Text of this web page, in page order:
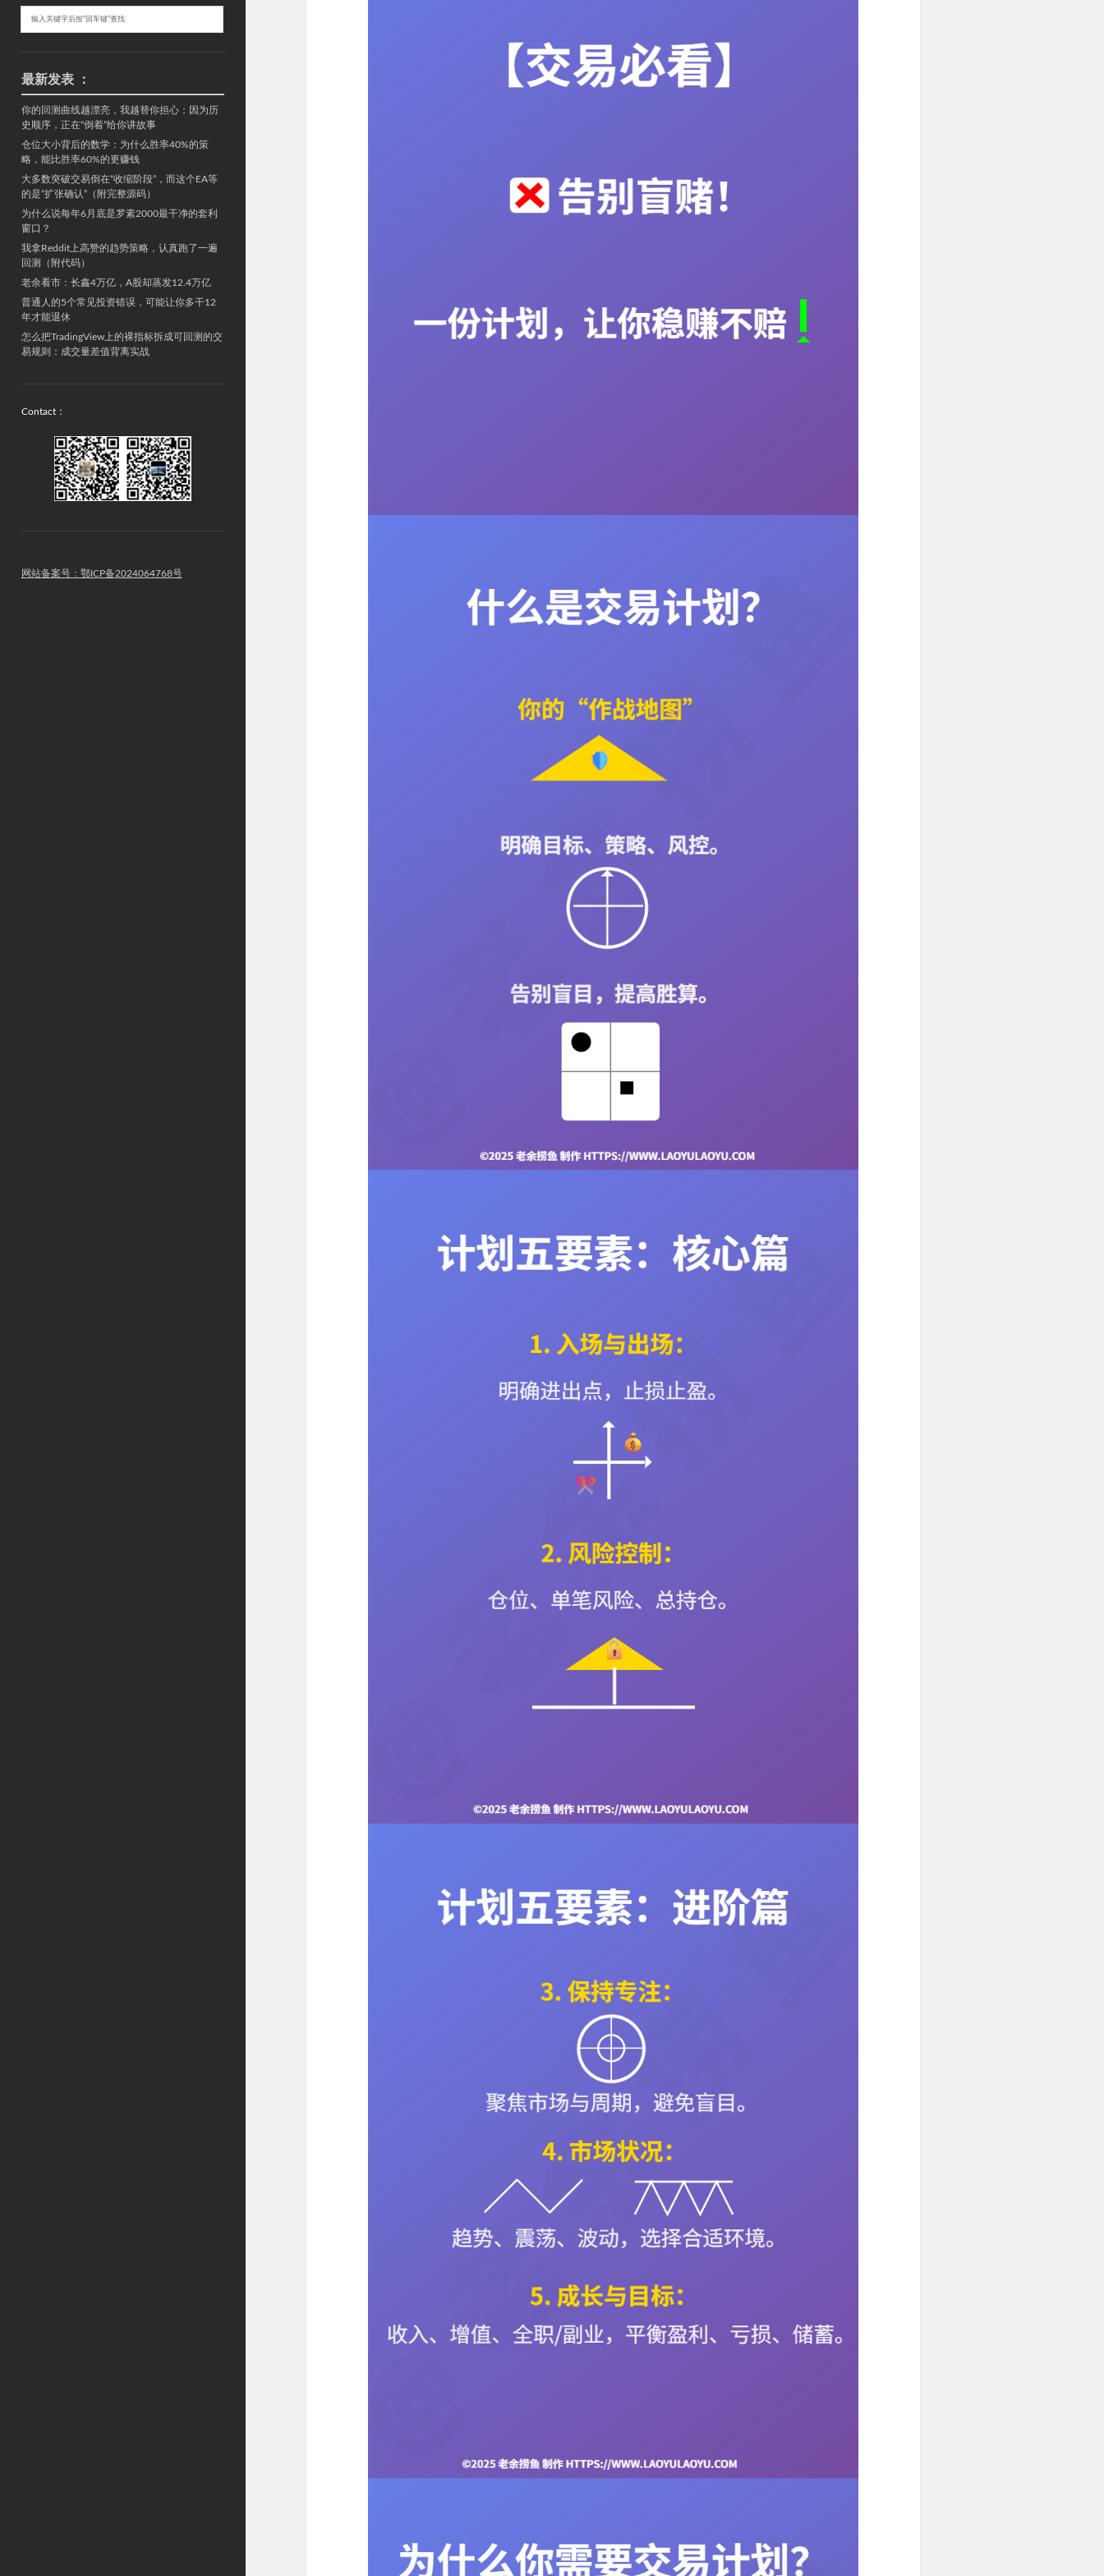
最新发表 ：
你的回测曲线越漂亮，我越替你担心：因为历
史顺序，正在“倒着”给你讲故事
仓位大小背后的数学：为什么胜率40%的策
略，能比胜率60%的更赚钱
大多数突破交易倒在“收缩阶段”，而这个EA等
的是“扩张确认”（附完整源码）
为什么说每年6月底是罗素2000最干净的套利
窗口？
我拿Reddit上高赞的趋势策略，认真跑了一遍
回测（附代码）
老余看市：长鑫4万亿，A股却蒸发12.4万亿
普通人的5个常见投资错误，可能让你多干12
年才能退休
怎么把TradingView上的裸指标拆成可回测的交
易规则：成交量差值背离实战
Contact：
网站备案号：鄂ICP备2024064768号